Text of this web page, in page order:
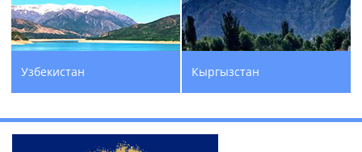
Узбекистан Кыргызстан